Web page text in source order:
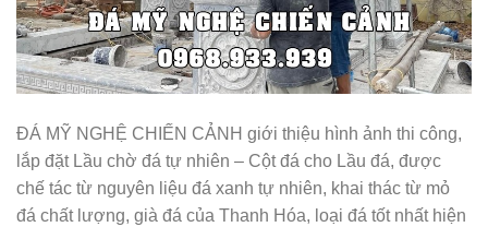
ĐÁ MỸ NGHỆ CHIẾN CẢNH giới thiệu hình ảnh thi công,
lắp đặt Lầu chờ đá tự nhiên – Cột đá cho Lầu đá, được
chế tác từ nguyên liệu đá xanh tự nhiên, khai thác từ mỏ
đá chất lượng, già đá của Thanh Hóa, loại đá tốt nhất hiện